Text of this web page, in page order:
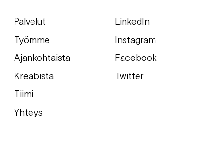
Palvelut
Työmme
Ajankohtaista
Kreabista
Tiimi
Yhteys
LinkedIn
Instagram
Facebook
Twitter